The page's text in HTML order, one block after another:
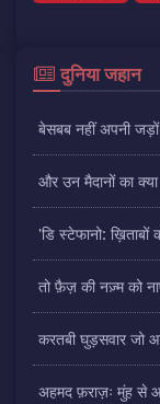
दुनिया जहान
बेसबब नहीं अपनी
और उन मैदानों का
'डि स्टेफानो: ख़िताबों
तो फ़ैज़ की नज़्म को
करतबी घुड़सवार जो
अहमद फ़राज़ः मुंह से